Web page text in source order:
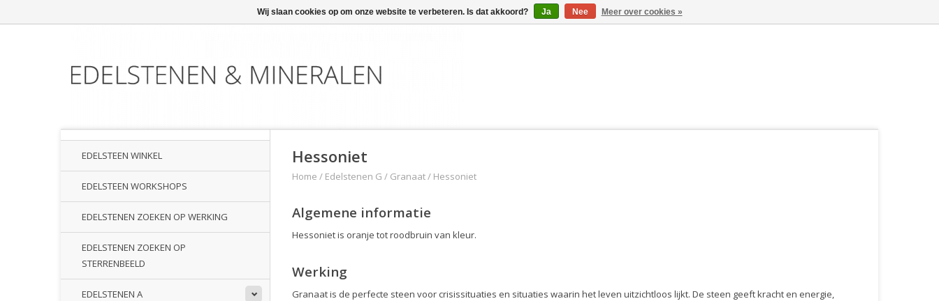
EDELSTEEN WINKEL
EDELSTEEN WORKSHOPS
EDELSTENEN ZOEKEN OP WERKING
EDELSTENEN ZOEKEN OP
STERRENBEELD
EDELSTENEN A
Hessoniet
Home / Edelstenen G / Granaat/ Hessoniet
Algemene informatie
Hessoniet is oranje tot roodbruin van kleur.
Werking
Granaat is de perfecte steen voor crisissituaties en situaties waarin het leven uitzichtloos lijkt. De steen geeft kracht en energie,
Wij slaan cookies op om onze website te verbeteren. Is dat akkoord? Ja Nee Meer over cookies »